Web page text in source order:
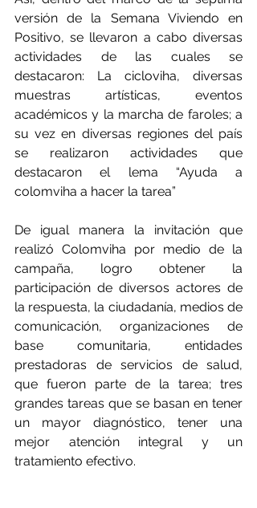
versión de la Semana Viviendo en
Positivo, se llevaron a cabo diversas
actividades de las cuales se
destacaron: La cicloviha, diversas
muestras artísticas, eventos
académicos y la marcha de faroles; a
su vez en diversas regiones del país
se realizaron actividades que
destacaron el lema “Ayuda a
colomviha a hacer la tarea”
De igual manera la invitación que
realizó Colomviha por medio de la
campaña, logro obtener la
participación de diversos actores de
la respuesta, la ciudadanía, medios de
comunicación, organizaciones de
base comunitaria, entidades
prestadoras de servicios de salud,
que fueron parte de la tarea; tres
grandes tareas que se basan en tener
un mayor diagnóstico, tener una
mejor atención integral y un
tratamiento efectivo.